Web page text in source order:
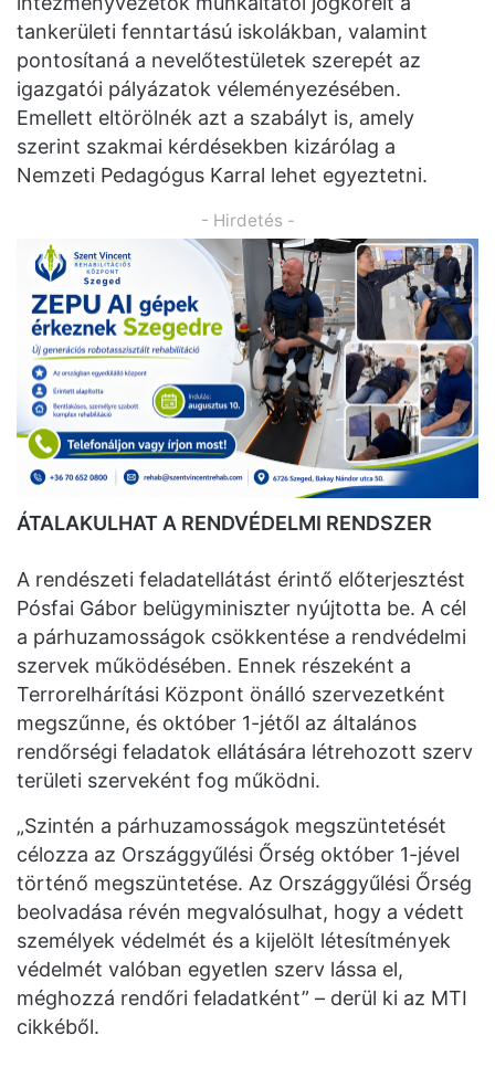
tankerületi fenntartású iskolákban, valamint
pontosítaná a nevelőtestületek szerepét az
igazgatói pályázatok véleményezésében.
Emellett eltörölnék azt a szabályt is, amely
szerint szakmai kérdésekben kizárólag a
Nemzeti Pedagógus Karral lehet egyeztetni.
- Hirdetés -
ÁTALAKULHAT A RENDVÉDELMI RENDSZER
A rendészeti feladatellátást érintő előterjesztést
Pósfai Gábor belügyminiszter nyújtotta be. A cél
a párhuzamosságok csökkentése a rendvédelmi
szervek működésében. Ennek részeként a
Terrorelhárítási Központ önálló szervezetként
megszűnne, és október 1-jétől az általános
rendőrségi feladatok ellátására létrehozott szerv
területi szerveként fog működni.
„Szintén a párhuzamosságok megszüntetését
célozza az Országgyűlési Őrség október 1-jével
történő megszüntetése. Az Országgyűlési Őrség
beolvadása révén megvalósulhat, hogy a védett
személyek védelmét és a kijelölt létesítmények
védelmét valóban egyetlen szerv lássa el,
méghozzá rendőri feladatként” – derül ki az MTI
cikkéből.